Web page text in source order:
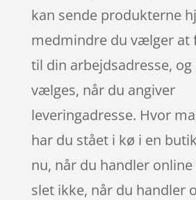
kan sende produkterne
medmindre du vælger at
til din arbejdsadresse,
vælges, når du angiver
leveringadresse. Hvor
har du stået i kø i en
nu, når du handler
slet ikke, når du handler